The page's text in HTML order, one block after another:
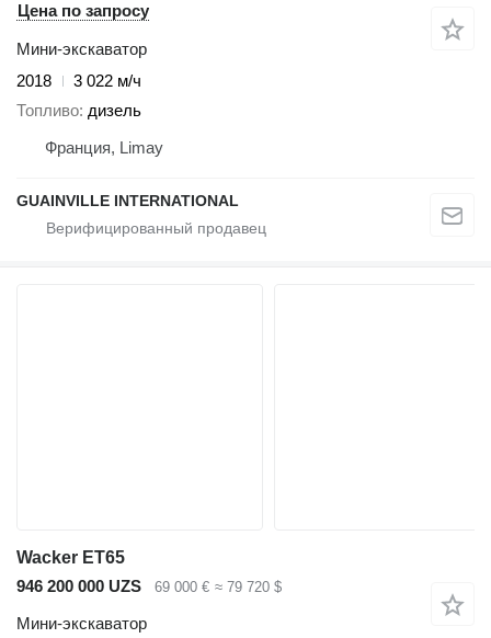
Цена по запросу
Мини-экскаватор
2018
3 022 м/ч
Топливо дизель
Франция, Limay
GUAINVILLE INTERNATIONAL
Wacker ET65
946 200 000 UZS
69 000 € ≈ 79 720 $
Мини-экскаватор